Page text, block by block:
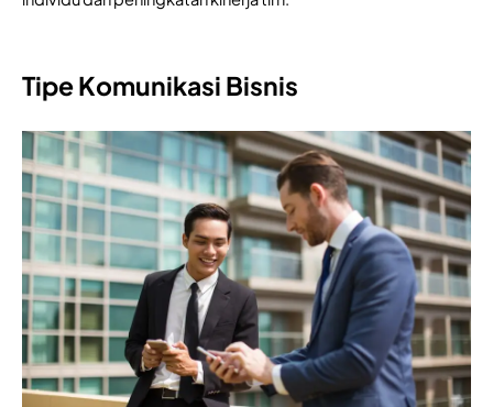
Tipe Komunikasi Bisnis